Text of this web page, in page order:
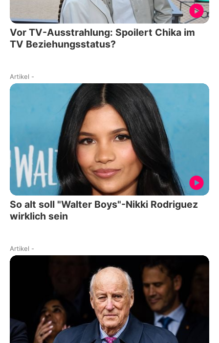
Vor TV-Ausstrahlung: Spoilert Chika im
TV Beziehungsstatus?
Artikel -
So alt soll "Walter Boys"-Nikki Rodriguez
wirklich sein
Artikel -